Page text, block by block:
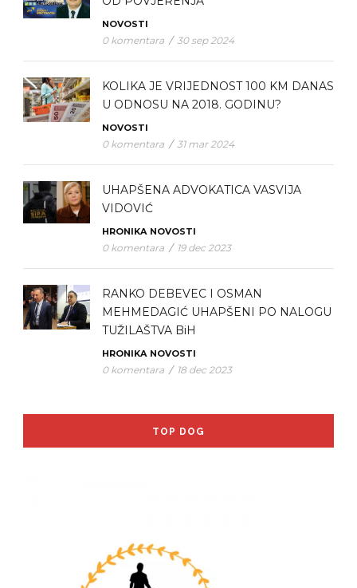
NOVOSTI
0 komentara / 30 sep 2024
KOLIKA JE VRIJEDNOST 100 KM DANAS
U ODNOSU NA 2018. GODINU?
NOVOSTI
0 komentara / 31 mar 2024
UHAPŠENA ADVOKATICA VASVIJA
VIDOVIĆ
HRONIKA NOVOSTI
0 komentara / 19 dec 2023
RANKO DEBEVEC I OSMAN
MEHMEDAGIĆ UHAPŠENI PO NALOGU
TUŽILAŠTVA BiH
HRONIKA NOVOSTI
0 komentara / 18 dec 2023
TOP DOG